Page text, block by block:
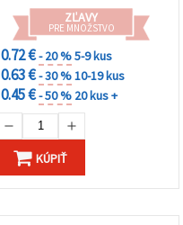
ZĽAVY
PRE MNOŽSTVO
0.72 €- 20 %5-9 kus
0.63 €- 30 %10-19 kus
0.45 €- 50 % 20 kus +
KÚPIŤ